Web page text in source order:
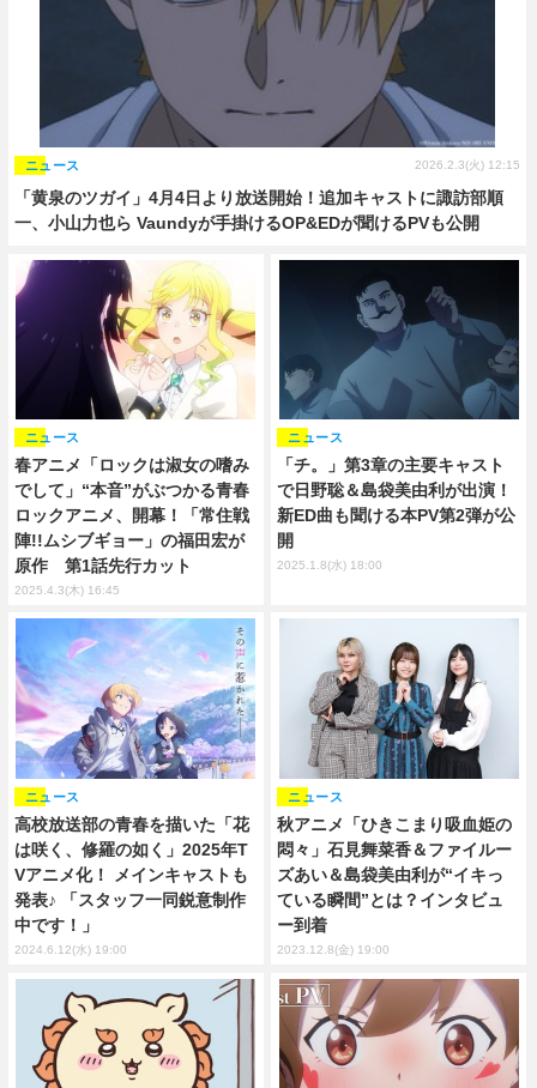
「黄泉のツガイ」4月4日より放送開始！追加キャストに諏訪部順
一、小山力也ら Vaundyが手掛けるOP&EDが聞けるPVも公開
ニュース 2026.2.3(火) 12:15
春アニメ「ロックは淑女の嗜み
でして」“本音”がぶつかる青春
ロックアニメ、開幕！「常住戦
陣!!ムシブギョー」の福田宏が
原作 第1話先行カット
ニュース
2025.4.3(木) 16:45
「チ。」第3章の主要キャスト
で日野聡＆島袋美由利が出演！
新ED曲も聞ける本PV第2弾が公
開
ニュース
2025.1.8(水) 18:00
高校放送部の青春を描いた「花
は咲く、修羅の如く」2025年T
Vアニメ化！ メインキャストも
発表♪ 「スタッフ一同鋭意制作
中です！」
ニュース
2024.6.12(水) 19:00
秋アニメ「ひきこまり吸血姫の
悶々」石見舞菜香＆ファイルー
ズあい＆島袋美由利が“イキっ
ている瞬間”とは？インタビュ
ー到着
ニュース
2023.12.8(金) 19:00